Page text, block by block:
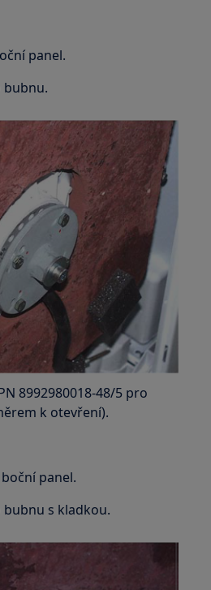
panel.
bubnu.
8992980018-48/5 pro
k otevření).
panel.
s kladkou.